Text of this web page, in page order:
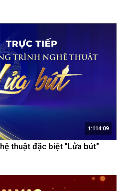
1:114:09
thuật đặc biệt "Lửa bút"